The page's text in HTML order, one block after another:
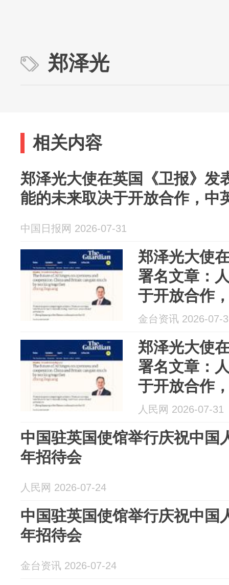
郑泽光
相关内容
郑泽光大使在英国《卫报》发
能的未来取决于开放合作，中
中国日报网 2026-07-31
郑泽光大使
署名文章：
于开放合作
金台资讯 2026-07-
郑泽光大使
署名文章：
于开放合作
人民网 2026-07-31
中国驻英国使馆举行庆祝中国
年招待会
人民网 2026-07-24
中国驻英国使馆举行庆祝中国
年招待会
金台资讯 2026-07-24